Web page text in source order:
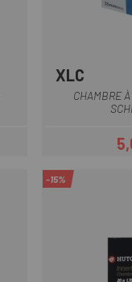
XLC
CHAMBRE
-15%